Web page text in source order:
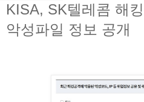
KISA, SK텔레콤 해
악성파일 정보 공개